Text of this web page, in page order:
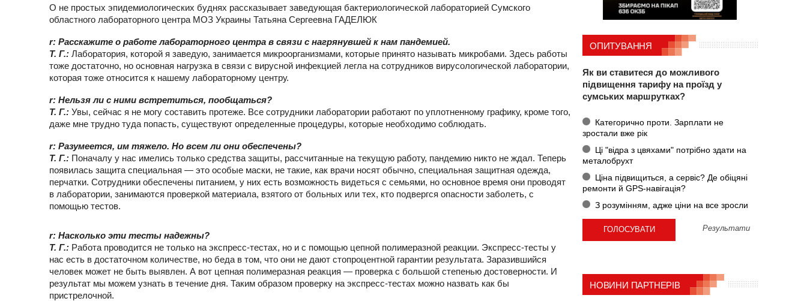
О не простых эпидемиологических буднях рассказывает заведующая бактериологической лабораторией Сумского
областного лабораторного центра МОЗ Украины Татьяна Сергеевна ГАДЕЛЮК
r: Расскажите о работе лабораторного центра в связи с нагрянувшей к нам пандемией.
Т. Г.: Лаборатория, которой я заведую, занимается микроорганизмами, которые принято называть микробами. Здесь работы
тоже достаточно, но основная нагрузка в связи с вирусной инфекцией легла на сотрудников вирусологической лаборатории,
которая тоже относится к нашему лабораторному центру.
r: Нельзя ли с ними встретиться, пообщаться?
Т. Г.: Увы, сейчас я не могу составить протеже. Все сотрудники лаборатории работают по уплотненному графику, кроме того,
даже мне трудно туда попасть, существуют определенные процедуры, которые необходимо соблюдать.
r: Разумеется, им тяжело. Но всем ли они обеспечены?
Т. Г.: Поначалу у нас имелись только средства защиты, рассчитанные на текущую работу, пандемию никто не ждал. Теперь
появилась защита специальная — это особые маски, не такие, как врачи носят обычно, специальная защитная одежда,
перчатки. Сотрудники обеспечены питанием, у них есть возможность видеться с семьями, но основное время они проводят
в лаборатории, занимаются проверкой материала, взятого от больных или тех, кто подвергся опасности заболеть, с
помощью тестов.
r: Насколько эти тесты надежны?
Т. Г.: Работа проводится не только на экспресс-тестах, но и с помощью цепной полимеразной реакции. Экспресс-тесты у
нас есть в достаточном количестве, но беда в том, что они не дают стопроцентной гарантии результата. Заразившийся
человек может не быть выявлен. А вот цепная полимеразная реакция — проверка с большой степенью достоверности. И
результат мы можем узнать в течение дня. Таким образом проверку на экспресс-тестах можно назвать как бы
пристрелочной.
ОПИТУВАННЯ
Як ви ставитеся до можливого
підвищення тарифу на проїзд у
сумських маршрутках?
Категорично проти. Зарплати не
зростали вже рік
Ці "відра з цвяхами" потрібно здати на
металобрухт
Ціна підвищиться, а сервіс? Де обіцяні
ремонти й GPS-навігація?
З розумінням, адже ціни на все зросли
Результати
НОВИНИ ПАРТНЕРІВ